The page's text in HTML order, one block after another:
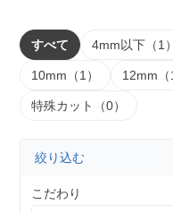
すべて 4mm以下（1）
10mm（1） 12mm（
特殊カット（0）
絞り込む
こだわり